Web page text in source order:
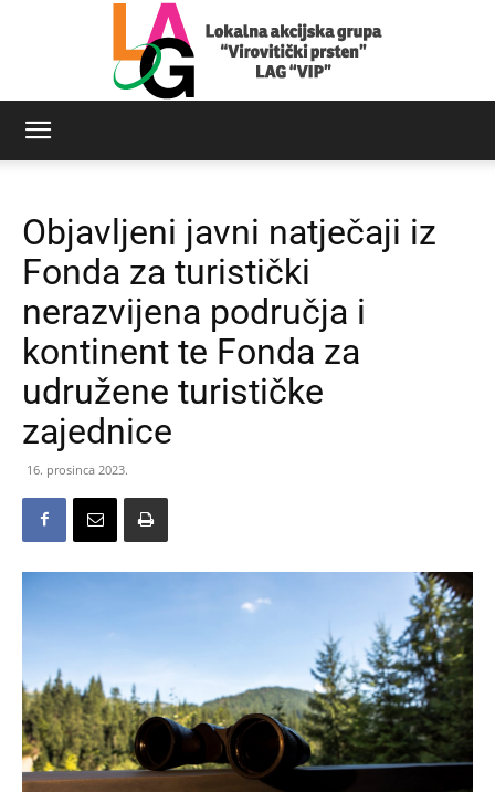
Virovitički
prsten
Objavljeni javni natječaji iz
Fonda za turistički
nerazvijena područja i
kontinent te Fonda za
udružene turističke
zajednice
16. prosinca 2023.